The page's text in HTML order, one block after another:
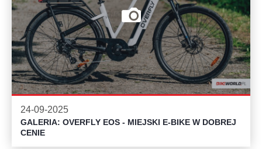
24-09-2025
GALERIA: OVERFLY EOS - MIEJSKI E-BIKE W DOBREJ
CENIE